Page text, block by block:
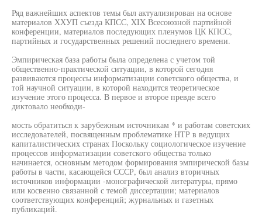
Ряд важнейших аспектов темы был актуализирован на основе
материалов ХХУП съезда КПСС, XIX Всесоюзной партийной
конференции, материалов последующих пленумов ЦК КПСС,
партийных и государственных решений последнего времени.
Эмпирическая база работы была определена с учетом той
общественно-практической ситуации, в которой сегодня
развиваются процессы информатизации советского общества, и
той научной ситуации, в которой находится теоретическое
изучение этого процесса. В первое и второе превде всего
диктовало необходи-
мость обратиться к зарубежным источникам * и работам советских
исследователей, посвященным проблематике НТР в ведущих
капиталистических странах Поскольку социологическое изучение
процессов информатизации советского общества только
начинается, основным методом формирования эмпирической базы
работы в части, касающейся СССР, был анализ вторичных
источников информации -монографической литературы, прямо
или косвенно связанной с темой диссертации; материалов
соответствующих конференций; журнальных и газетных
публикаций.